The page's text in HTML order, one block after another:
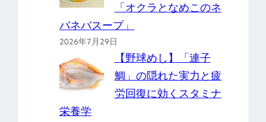
「オクラとなめこのネ
バネバスープ」
2026年7月29日
【野球めし】「連子
鯛」の隠れた実力と疲
労回復に効くスタミナ
栄養学